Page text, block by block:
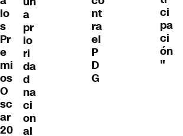
lo
s
Pr
e
mi
os
O
sc
ar
20
a
pr
io
ri
da
d
na
ci
on
al
nt
ra
el
P
D
G
ci
pa
ci
ón
"